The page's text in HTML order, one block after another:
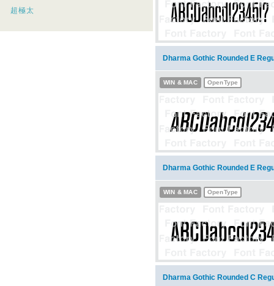
超極太
Dharma Gothic Rounded E
WIN & MAC OpenType
Dharma Gothic Rounded E
WIN & MAC OpenType
Dharma Gothic Rounded C